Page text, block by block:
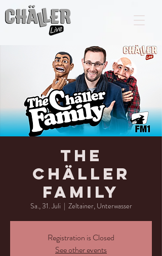
The
Chäller
Family
Sa., 31. Juli
  |
Zeltainer, Unterwasser
Registration is Closed
See other events